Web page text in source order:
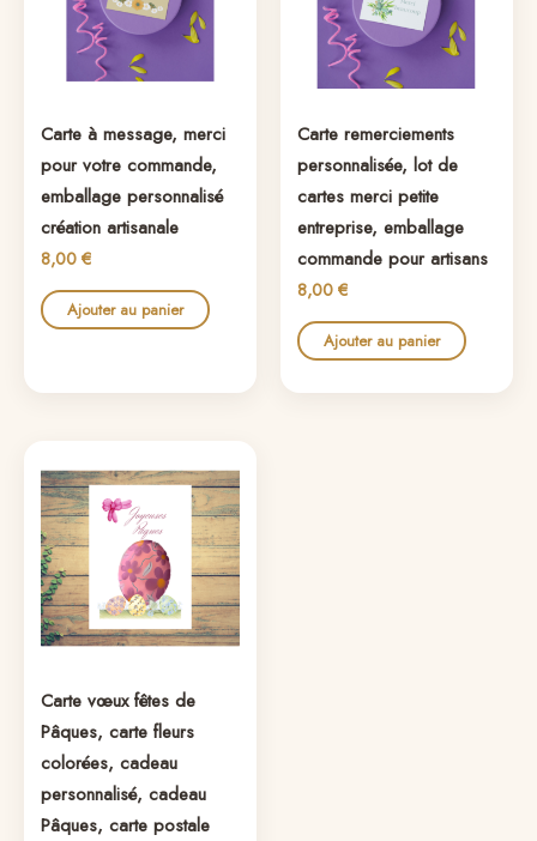
Carte à message, merci
pour votre commande,
emballage personnalisé
création artisanale
8,00 €
Ajouter au panier
Carte remerciements
personnalisée, lot de
cartes merci petite
entreprise, emballage
commande pour artisans
8,00 €
Ajouter au panier
Carte vœux fêtes de
Pâques, carte fleurs
colorées, cadeau
personnalisé, cadeau
Pâques, carte postale